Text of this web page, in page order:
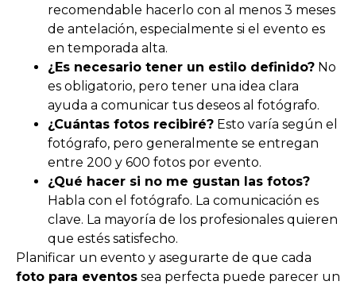
recomendable hacerlo con al menos 3 meses
de antelación, especialmente si el evento es
en temporada alta.
¿Es necesario tener un estilo definido? No
es obligatorio, pero tener una idea clara
ayuda a comunicar tus deseos al fotógrafo.
¿Cuántas fotos recibiré? Esto varía según el
fotógrafo, pero generalmente se entregan
entre 200 y 600 fotos por evento.
¿Qué hacer si no me gustan las fotos?
Habla con el fotógrafo. La comunicación es
clave. La mayoría de los profesionales quieren
que estés satisfecho.
Planificar un evento y asegurarte de que cada
foto para eventos sea perfecta puede parecer un